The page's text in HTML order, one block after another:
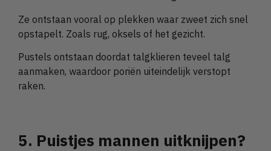
Ze ontstaan vooral op plekken waar zweet zich snel
opstapelt. Zoals rug, oksels of het gezicht.
Pustels ontstaan doordat talgklieren teveel talg
aanmaken, waardoor poriën uiteindelijk verstopt
raken.
5. Puistjes mannen uitknijpen?